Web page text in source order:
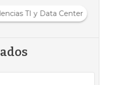
TI y Data Center